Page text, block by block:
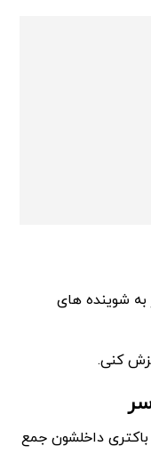
شوینده های
کنی.
داخلشون جمع